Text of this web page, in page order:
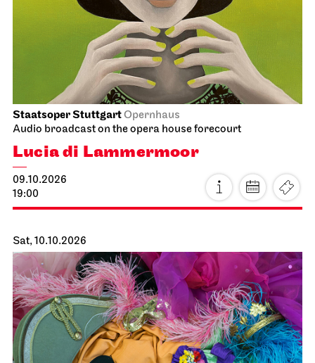
Schauspiel Stuttgart
Premierenmatinee
11.10.2026
11:00